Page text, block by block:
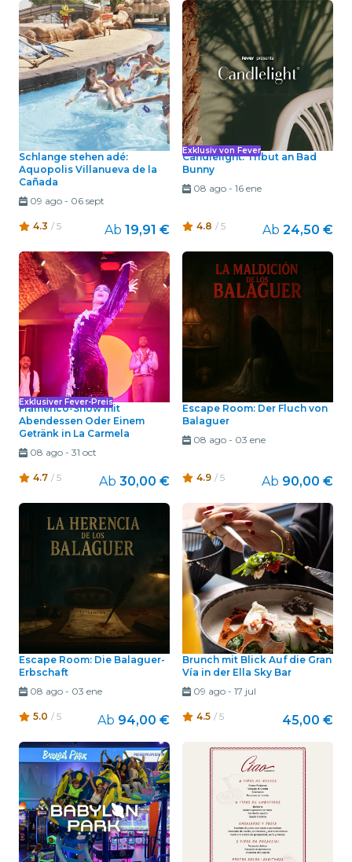
Schlange stehen adé:
Aquopolis Villanueva de la
Cañada
09 ago- 06 sept
4.3 / 5 Ab 19,91 €
Exklusiv von Fever
Candlelight: Tribut an Bad
Bunny
08 ago- 16 ene
4.8 / 5 Ab 24,50 €
Exklusiver Fever-Preis
Flamenco-Show mit
Abendessen Oder Einem
Getränk in La Carmela
08 ago- 31 oct
4.7 / 5 Ab 30,00 €
Escape Room: Der Fluch von
Balaguer
08 ago- 03 ene
4.9 / 5 Ab 90,00 €
Escape Room: Die Balaguer-
Erbschaft
08 ago- 03 ene
5.0 / 5 Ab 94,00 €
Brunch mit Blick Auf die Gran
Vía in der Ella Sky Bar
09 ago- 17 jul
4.5 / 5 45,00 €